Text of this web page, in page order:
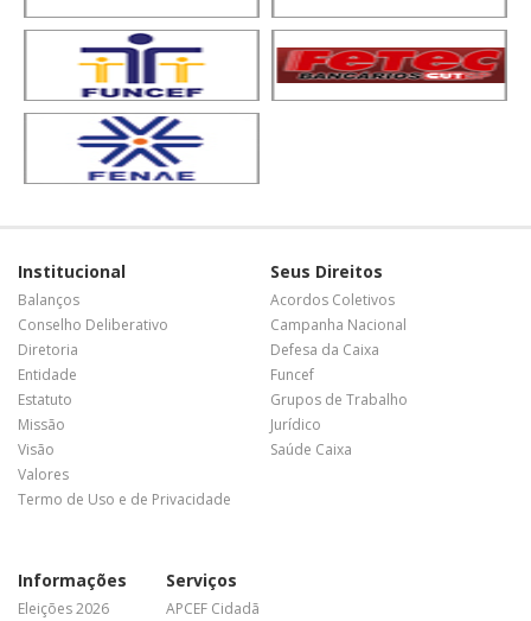
Institucional
Balanços
Conselho Deliberativo
Diretoria
Entidade
Estatuto
Missão
Visão
Valores
Termo de Uso e de Privacidade
Seus Direitos
Acordos Coletivos
Campanha Nacional
Defesa da Caixa
Funcef
Grupos de Trabalho
Jurídico
Saúde Caixa
Informações
Eleições 2026
Serviços
APCEF Cidadã